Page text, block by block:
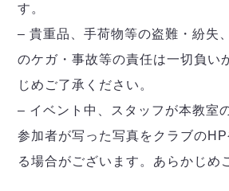
す。
– 貴重品、手荷物等の盗難・紛失
のケガ・事故等の責任は一切負い
じめご了承ください。
– イベント中、スタッフが本教室
参加者が写った写真をクラブの
る場合がございます。あらかじめ